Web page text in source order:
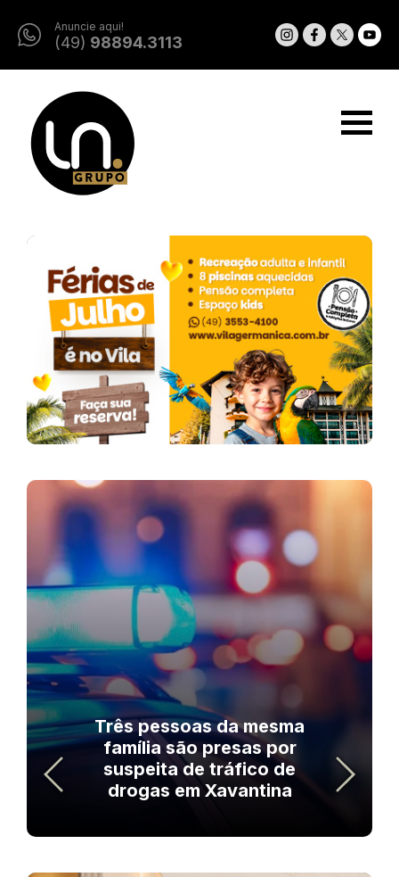
Anuncie aqui!
(49) 98894.3113
Três pessoas da mesma
família são presas por
suspeita de tráfico de
drogas em Xavantina